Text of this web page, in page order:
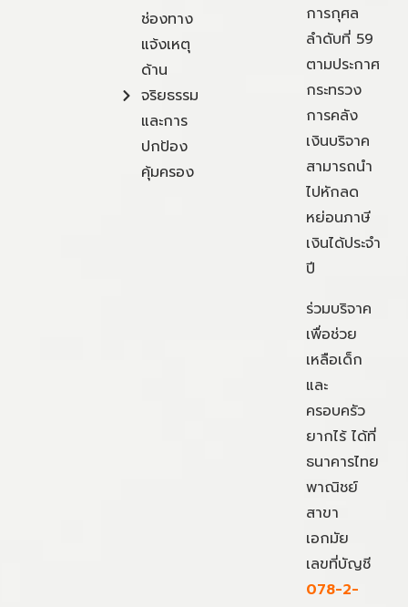
ช่องทาง
แจ้งเหตุ
ด้าน
จริยธรรม
และการ
ปกป้อง
คุ้มครอง
การกุศล
ลำดับที่ 59
ตามประกาศ
กระทรวง
การคลัง
เงินบริจาค
สามารถนำ
ไปหักลด
หย่อนภาษี
เงินได้ประจำ
ปี
ร่วมบริจาค
เพื่อช่วย
เหลือเด็ก
และ
ครอบครัว
ยากไร้ ได้ที่
ธนาคารไทย
พาณิชย์
สาขา
เอกมัย
เลขที่บัญชี
078-2-